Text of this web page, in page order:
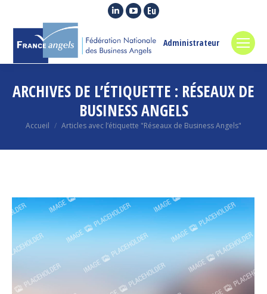
La
LinkedIn
s'ouvre
une
nouvelle
fenêtre
La
YouTube
s'ouvre
une
nouvelle
fenêtre
La
Euroquity
une
nouvelle
fenêtre
Administrateur
ARCHIVES DE L’ÉTIQUETTE : RÉSEAUX DE
BUSINESS ANGELS
Vous êtes ici :
Accueil Articles avec l’étiquette "Réseaux de Business Angels"